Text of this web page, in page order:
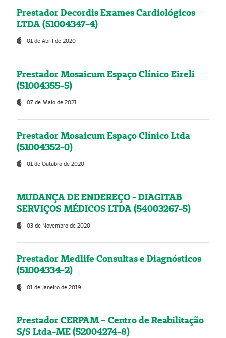
Prestador Decordis Exames Cardiológicos
LTDA (51004347-4)
01 de Abril de 2020
Prestador Mosaicum Espaço Clínico Eireli
(51004355-5)
07 de Maio de 2021
Prestador Mosaicum Espaço Clínico Ltda
(51004352-0)
01 de Outubro de 2020
MUDANÇA DE ENDEREÇO - DIAGITAB
SERVIÇOS MÉDICOS LTDA (54003267-5)
03 de Novembro de 2020
Prestador Medlife Consultas e Diagnósticos
(51004334-2)
01 de Janeiro de 2019
Prestador CERPAM – Centro de Reabilitação
S/S Ltda-ME (52004274-8)